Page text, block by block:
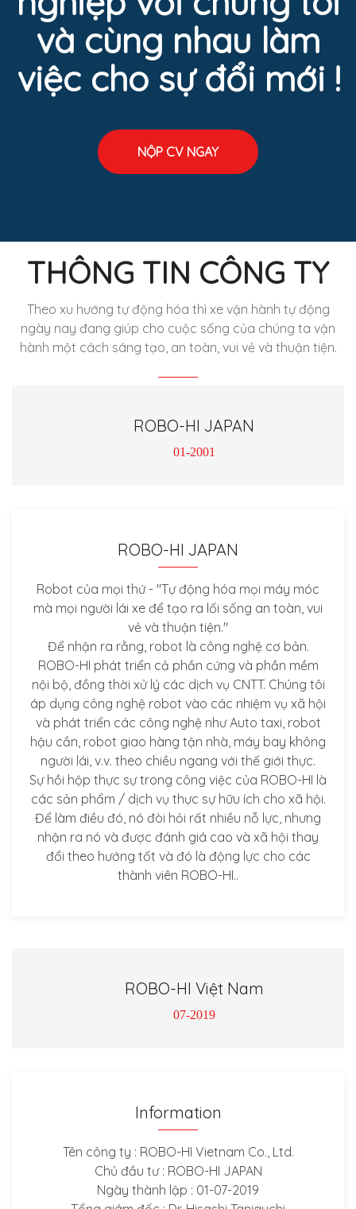
và cùng nhau làm
việc cho sự đổi mới !
NỘP CV NGAY
THÔNG TIN CÔNG TY
Theo xu hướng tự động hóa thì xe vận hành tự động
ngày nay đang giúp cho cuộc sống của chúng ta vận
hành một cách sáng tạo, an toàn, vui vẻ và thuận tiện.
ROBO-HI JAPAN
01-2001
ROBO-HI JAPAN
Robot của mọi thứ - "Tự động hóa mọi máy móc
mà mọi người lái xe để tạo ra lối sống an toàn, vui
vẻ và thuận tiện."
Để nhận ra rằng, robot là công nghệ cơ bản.
ROBO-HI phát triển cả phần cứng và phần mềm
nội bộ, đồng thời xử lý các dịch vụ CNTT. Chúng tôi
áp dụng công nghệ robot vào các nhiệm vụ xã hội
và phát triển các công nghệ như Auto taxi, robot
hậu cần, robot giao hàng tận nhà, máy bay không
người lái, v.v. theo chiều ngang với thế giới thực.
Sự hồi hộp thực sự trong công việc của ROBO-HI là
các sản phẩm / dịch vụ thực sự hữu ích cho xã hội.
Để làm điều đó, nó đòi hỏi rất nhiều nỗ lực, nhưng
nhận ra nó và được đánh giá cao và xã hội thay
đổi theo hướng tốt và đó là động lực cho các
thành viên ROBO-HI..
ROBO-HI Việt Nam
07-2019
Information
Tên công ty : ROBO-HI Vietnam Co., Ltd.
Chủ đầu tư : ROBO-HI JAPAN
Ngày thành lập : 01-07-2019